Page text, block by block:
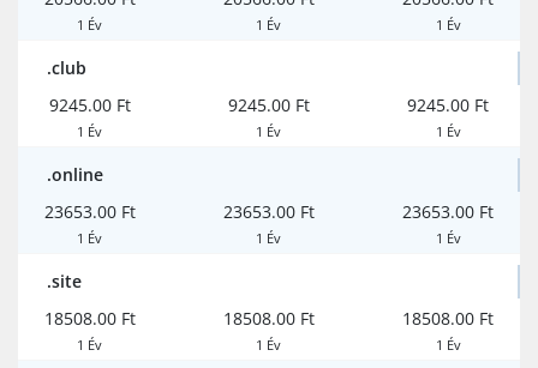
1 Év 1 Év 1 Év
.club
9245.00 Ft
1 Év
9245.00 Ft
1 Év
9245.00 Ft
1 Év
.online
23653.00 Ft
1 Év
23653.00 Ft
1 Év
23653.00 Ft
1 Év
.site
18508.00 Ft
1 Év
18508.00 Ft
1 Év
18508.00 Ft
1 Év